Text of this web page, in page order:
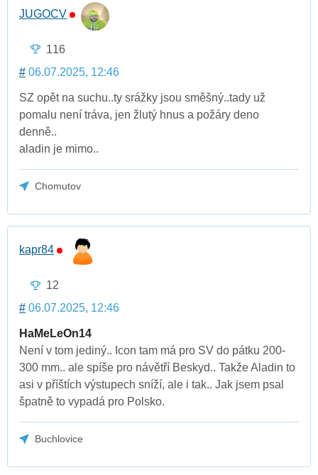
JUGOCV
116
# 06.07.2025, 12:46
SZ opět na suchu..ty srážky jsou směšný..tady už
pomalu není tráva, jen žlutý hnus a požáry deno
denně..
aladin je mimo..
Chomutov
kapr84
12
# 06.07.2025, 12:46
HaMeLeOn14
Není v tom jediný.. Icon tam má pro SV do pátku 200-
300 mm.. ale spíše pro návětří Beskyd.. Takže Aladin to
asi v příštích výstupech sníží, ale i tak.. Jak jsem psal
špatně to vypadá pro Polsko.
Buchlovice